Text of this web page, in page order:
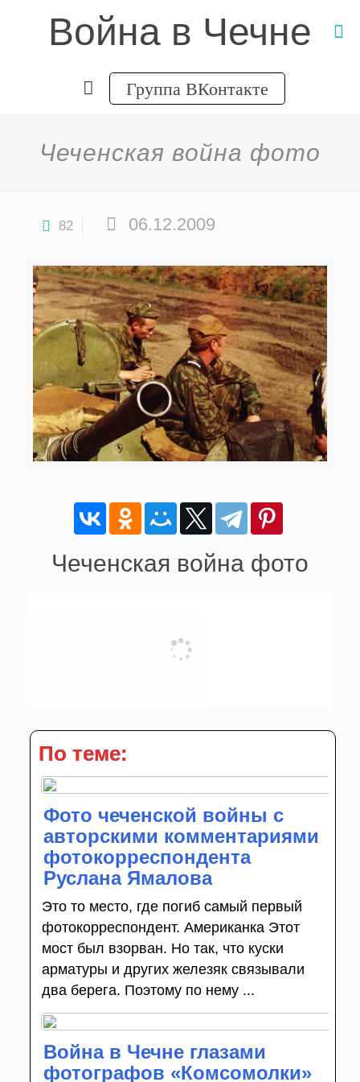
Война в Чечне
Группа ВКонтакте
Чеченская война фото
82 06.12.2009
Чеченская война фото
По теме:
Фото чеченской войны с
авторскими комментариями
фотокорреспондента
Руслана Ямалова
Это то место, где погиб самый первый
фотокорреспондент. Американка Этот
мост был взорван. Но так, что куски
арматуры и других железяк связывали
два берега. Поэтому по нему ...
Война в Чечне глазами
фотографов «Комсомолки»